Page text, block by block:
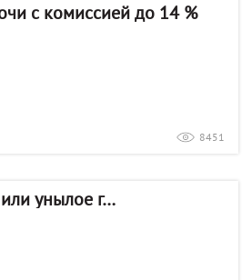
с комиссией до 14 %
8451
или унылое г…